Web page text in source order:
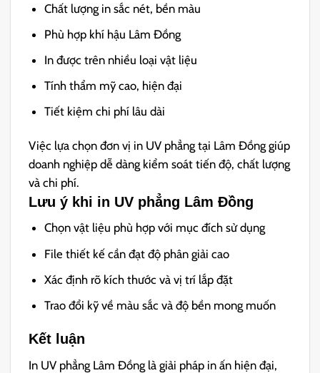
Chất lượng in sắc nét, bền màu
Phù hợp khí hậu Lâm Đồng
In được trên nhiều loại vật liệu
Tính thẩm mỹ cao, hiện đại
Tiết kiệm chi phí lâu dài
Việc lựa chọn đơn vị in UV phẳng tại Lâm Đồng giúp
doanh nghiệp dễ dàng kiểm soát tiến độ, chất lượng
và chi phí.
Lưu ý khi in UV phẳng Lâm Đồng
Chọn vật liệu phù hợp với mục đích sử dụng
File thiết kế cần đạt độ phân giải cao
Xác định rõ kích thước và vị trí lắp đặt
Trao đổi kỹ về màu sắc và độ bền mong muốn
Kết luận
In UV phẳng Lâm Đồng là giải pháp in ấn hiện đại,